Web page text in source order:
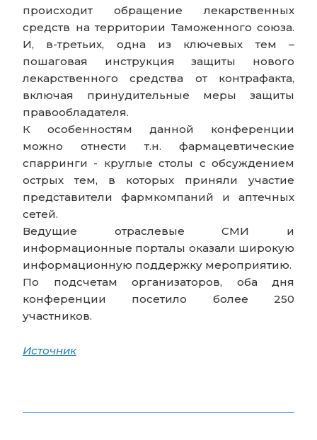
происходит обращение лекарственных
средств на территории Таможенного союза.
И, в-третьих, одна из ключевых тем –
пошаговая инструкция защиты нового
лекарственного средства от контрафакта,
включая принудительные меры защиты
правообладателя.
К особенностям данной конференции
можно отнести т.н. фармацевтические
спарринги - круглые столы с обсуждением
острых тем, в которых приняли участие
представители фармкомпаний и аптечных
сетей.
Ведущие отраслевые СМИ и
информационные порталы оказали широкую
информационную поддержку мероприятию.
По подсчетам организаторов, оба дня
конференции посетило более 250
участников.
Источник